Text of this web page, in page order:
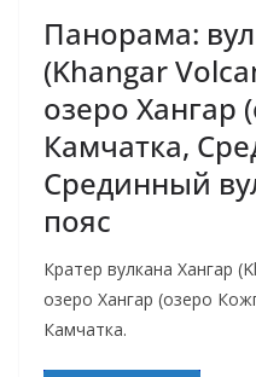
Панорама:
(Khangar
озеро Хангар
Камчатка,
Срединный
пояс
Кратер вулкана Хангар
озеро Хангар (озеро
Камчатка.